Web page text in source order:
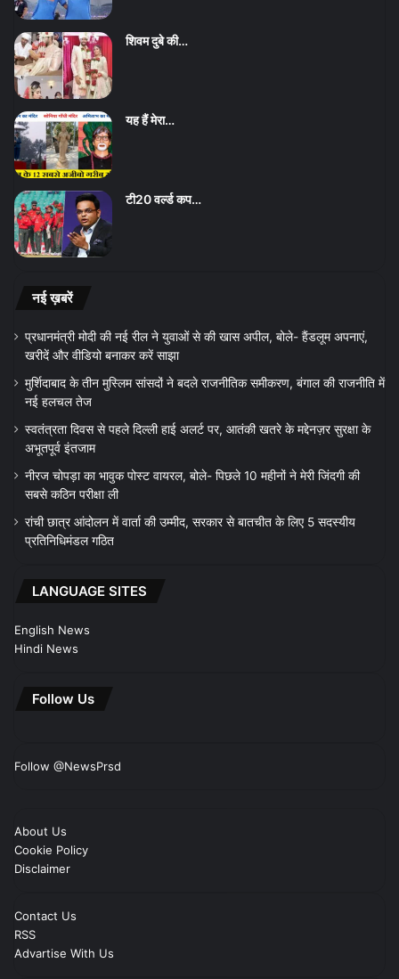
शिवम दुबे की…
यह हैं मेरा…
टी20 वर्ल्ड कप…
नई ख़बरें
प्रधानमंत्री मोदी की नई रील ने युवाओं से की खास अपील, बोले- हैंडलूम अपनाएं,
खरीदें और वीडियो बनाकर करें साझा
मुर्शिदाबाद के तीन मुस्लिम सांसदों ने बदले राजनीतिक समीकरण, बंगाल की राजनीति में
नई हलचल तेज
स्वतंत्रता दिवस से पहले दिल्ली हाई अलर्ट पर, आतंकी खतरे के मद्देनज़र सुरक्षा के
अभूतपूर्व इंतजाम
नीरज चोपड़ा का भावुक पोस्ट वायरल, बोले- पिछले 10 महीनों ने मेरी जिंदगी की
सबसे कठिन परीक्षा ली
रांची छात्र आंदोलन में वार्ता की उम्मीद, सरकार से बातचीत के लिए 5 सदस्यीय
प्रतिनिधिमंडल गठित
LANGUAGE SITES
English News
Hindi News
Follow Us
Follow @NewsPrsd
About Us
Cookie Policy
Disclaimer
Contact Us
RSS
Advartise With Us